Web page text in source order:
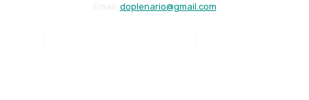
doplenario@gmail.com